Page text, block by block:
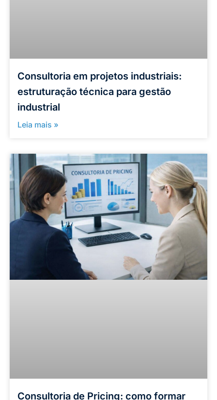
Consultoria em projetos industriais:
estruturação técnica para gestão
industrial
Leia mais »
Consultoria de Pricing: como formar